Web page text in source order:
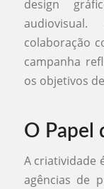
design
colaboração
campanha
os objetivos
O Papel
A criatividade
agências de